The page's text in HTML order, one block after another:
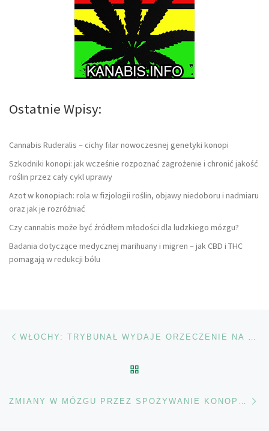
Ostatnie Wpisy:
Cannabis Ruderalis – cichy filar nowoczesnej genetyki konopi
Szkodniki konopi: jak wcześnie rozpoznać zagrożenie i chronić jakość
roślin przez cały cykl uprawy
Azot w konopiach: rola w fizjologii roślin, objawy niedoboru i nadmiaru
oraz jak je rozróżniać
Czy cannabis może być źródłem młodości dla ludzkiego mózgu?
Badania dotyczące medycznej marihuany i migren – jak CBD i THC
pomagają w redukcji bólu
Nawigacja wpisu